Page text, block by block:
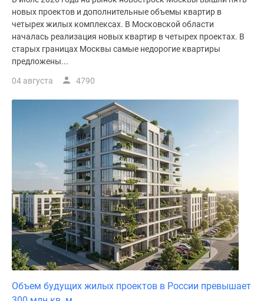
новых проектов и дополнительные объемы квартир в
четырех жилых комплексах. В Московской области
началась реализация новых квартир в четырех проектах. В
старых границах Москвы самые недорогие квартиры
предложены...
04 августа 4790
Объем будущих жилых проектов в России превышает